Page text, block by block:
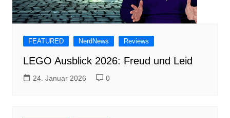
FEATURED NerdNews Reviews
LEGO Ausblick 2026: Freud und Leid
24. Januar 2026 0